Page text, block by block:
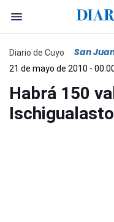
Diario de Cuyo San
21 de mayo de 2010 -
Habrá 150
Ischigualasto